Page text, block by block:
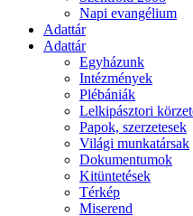
Napi evangélium
Adattár
Adattár
Egyházunk
Intézmények
Plébániák
Lelkipásztori
Papok, szerzetesek
Világi munkatársak
Dokumentumok
Kitüntetések
Térkép
Miserend